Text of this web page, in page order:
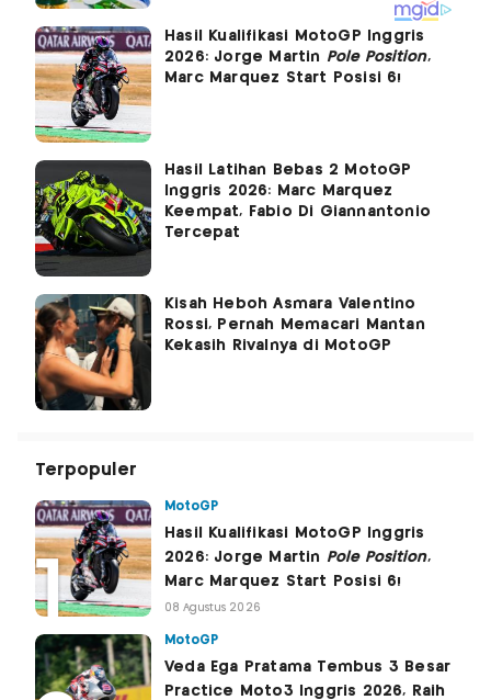
Hasil Kualifikasi MotoGP Inggris
2026: Jorge Martin Pole Position,
Marc Marquez Start Posisi 6!
Hasil Latihan Bebas 2 MotoGP
Inggris 2026: Marc Marquez
Keempat, Fabio Di Giannantonio
Tercepat
Kisah Heboh Asmara Valentino
Rossi, Pernah Memacari Mantan
Kekasih Rivalnya di MotoGP
Terpopuler
MotoGP
Hasil Kualifikasi MotoGP Inggris
2026: Jorge Martin Pole Position,
Marc Marquez Start Posisi 6!
08 Agustus 2026
MotoGP
Veda Ega Pratama Tembus 3 Besar
Practice Moto3 Inggris 2026, Raih